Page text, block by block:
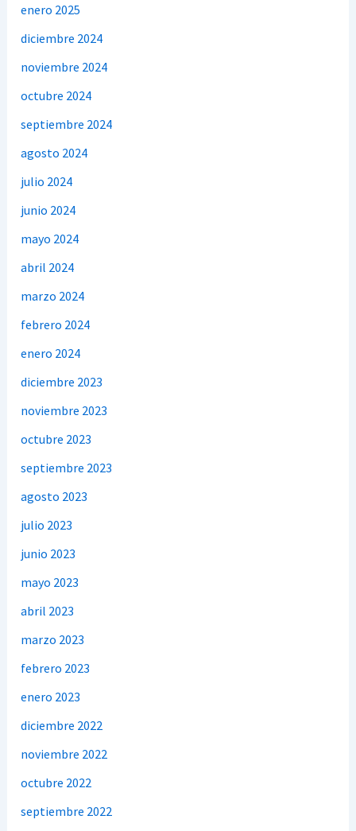
enero 2025
diciembre 2024
noviembre 2024
octubre 2024
septiembre 2024
agosto 2024
julio 2024
junio 2024
mayo 2024
abril 2024
marzo 2024
febrero 2024
enero 2024
diciembre 2023
noviembre 2023
octubre 2023
septiembre 2023
agosto 2023
julio 2023
junio 2023
mayo 2023
abril 2023
marzo 2023
febrero 2023
enero 2023
diciembre 2022
noviembre 2022
octubre 2022
septiembre 2022